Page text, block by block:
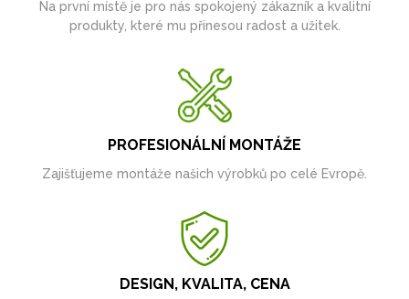
Na první místě je pro nás spokojený zákazník a kvalitní
produkty, které mu přinesou radost a užitek.
PROFESIONÁLNÍ MONTÁŽE
Zajišťujeme montáže našich výrobků po celé Evropě.
DESIGN, KVALITA, CENA